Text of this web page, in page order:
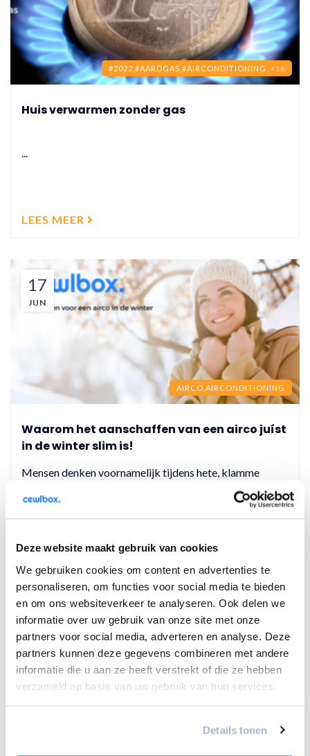
Deze website maakt gebruik van cookies
We gebruiken cookies om content en advertenties te
personaliseren, om functies voor social media te bieden
en om ons websiteverkeer te analyseren. Ook delen we
informatie over uw gebruik van onze site met onze
partners voor social media, adverteren en analyse. Deze
partners kunnen deze gegevens combineren met andere
informatie die u aan ze heeft verstrekt of die ze hebben
verzameld op basis van uw gebruik van hun services.
Details tonen
#2022, #AARDGAS, #AIRCONDITIONING +16
Huis verwarmen zonder gas
...
LEES MEER
17
JUN
AIRCO, AIRCONDITIONING
Waarom het aanschaffen van een airco juíst
in de winter slim is!
Mensen denken voornamelijk tijdens hete, klamme
zomerdagen aan een airco voor verkoeling in huis. Nu
tijdens de herfstdagen wordt er niet veel nagedac...
Recente artikelen
12-06-2025
Slim koelen en verwarmen met de LG Dualcool
AI AIR Special
01-05-2025
Hoe kies je de juiste airco voor jouw woning?